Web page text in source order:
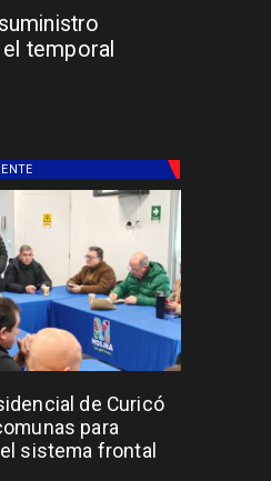
temporal
de Curicó
para
sistema frontal